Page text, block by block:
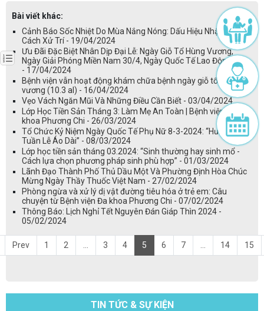
Bài viết khác:
Cảnh Báo Sốc Nhiệt Do Mùa Nắng Nóng: Dấu Hiệu Nhận Biết Và
Cách Xử Trí - 19/04/2024
Ưu Đãi Đặc Biệt Nhân Dịp Đại Lễ: Ngày Giỗ Tổ Hùng Vương,
Ngày Giải Phóng Miền Nam 30/4, Ngày Quốc Tế Lao Động 1/5.
- 17/04/2024
Bệnh viện vẫn hoạt động khám chữa bệnh ngày giỗ tổ hùng
vương (10.3 al) - 16/04/2024
Vẹo Vách Ngăn Mũi Và Những Điều Cần Biết - 03/04/2024
Lớp Học Tiền Sản Tháng 3: Làm Mẹ An Toàn | Bệnh viện Đa
khoa Phương Chi - 26/03/2024
Tổ Chức Kỷ Niệm Ngày Quốc Tế Phụ Nữ 8-3-2024: “Hưởng Ứng
Tuần Lễ Áo Dài” - 08/03/2024
Lớp học tiền sản tháng 03.2024: “Sinh thường hay sinh mổ -
Cách lựa chọn phương pháp sinh phù hợp” - 01/03/2024
Lãnh Đạo Thành Phố Thủ Dầu Một Và Phường Định Hòa Chúc
Mừng Ngày Thầy Thuốc Việt Nam - 27/02/2024
Phòng ngừa và xử lý dị vật đường tiêu hóa ở trẻ em: Câu
chuyện từ Bệnh viện Đa khoa Phương Chi - 07/02/2024
Thông Báo: Lịch Nghỉ Tết Nguyên Đán Giáp Thìn 2024 -
05/02/2024
Prev 1 2 3 4 5 6 7 14 15
TIN TỨC & SỰ KIỆN